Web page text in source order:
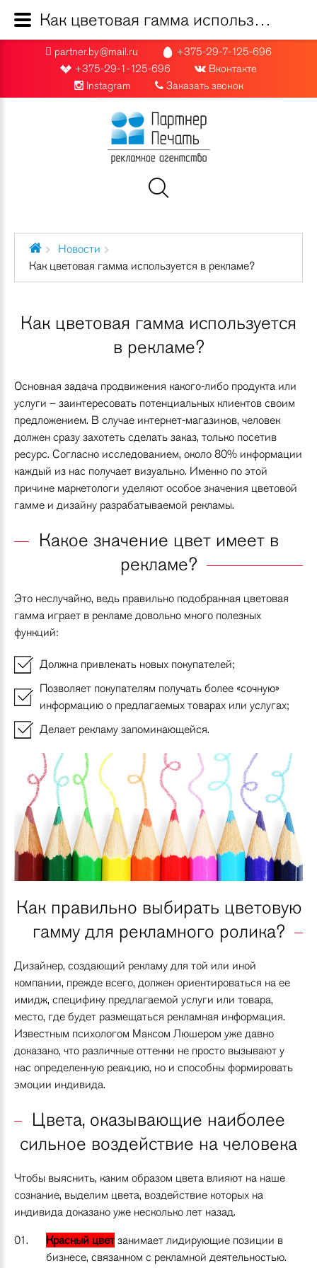
partner.by@mail.ru
+375-29-7-125-696
+375-29-1-125-696
Вконтакте
Instagram
Заказать звонок
Новости
Как цветовая гамма используется в рекламе?
Как цветовая гамма используется
в рекламе?
Основная задача продвижения какого-либо продукта или
услуги – заинтересовать потенциальных клиентов своим
предложением. В случае интернет-магазинов, человек
должен сразу захотеть сделать заказ, только посетив
ресурс. Согласно исследованием, около 80% информации
каждый из нас получает визуально. Именно по этой
причине маркетологи уделяют особое значения цветовой
гамме и дизайну разрабатываемой рекламы.
Какое значение цвет имеет в
рекламе?
Это неслучайно, ведь правильно подобранная цветовая
гамма играет в рекламе довольно много полезных
функций:
Должна привлекать новых покупателей;
Позволяет покупателям получать более «сочную»
информацию о предлагаемых товарах или услугах;
Делает рекламу запоминающейся.
Как правильно выбирать цветовую
гамму для рекламного ролика?
Дизайнер, создающий рекламу для той или иной
компании, прежде всего, должен ориентироваться на ее
имидж, специфику предлагаемой услуги или товара,
место, где будет размещаться рекламная информация.
Известным психологом Максом Люшером уже давно
доказано, что различные оттенки не просто вызывают у
нас определенную реакцию, но и способны формировать
эмоции индивида.
Цвета, оказывающие наиболее
сильное воздействие на человека
Чтобы выяснить, каким образом цвета влияют на наше
сознание, выделим цвета, воздействие которых на
индивида доказано уже несколько лет назад.
Красный цветзанимает лидирующие позиции в
бизнесе, связанном с рекламной деятельностью.
Как цветовая гамма используется в рекламе?